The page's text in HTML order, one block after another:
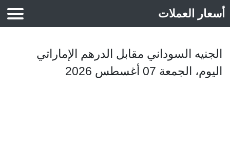
أسعار العملات
الجنيه السوداني مقابل الدرهم الإماراتي
اليوم، الجمعة 07 أغسطس 2026